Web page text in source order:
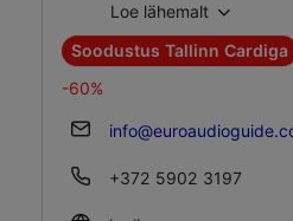
Õpilase pilet 9.90 €
Loe lähemalt
Soodustus Tallinn Cardiga
-60%
+372 5902 3197